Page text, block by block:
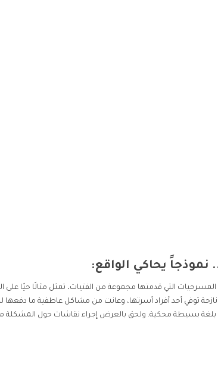
يحاكي الواقع:
التي قدمتها مجموعة من الفتيات، تمثل مثالًا حيًا على
توفي أحد أفراد أسرتها، وعانت من مشاكل عاطفية ما دفعها
بلغة بسيطة محكية. ولحق بالعرض إجراء نقاشات حول